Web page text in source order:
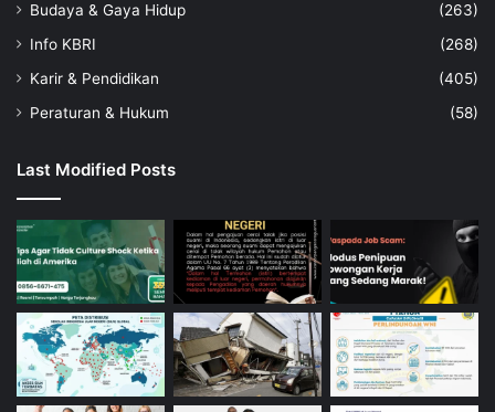
Budaya & Gaya Hidup
(263)
Info KBRI
(268)
Karir & Pendidikan
(405)
Peraturan & Hukum
(58)
Last Modified Posts